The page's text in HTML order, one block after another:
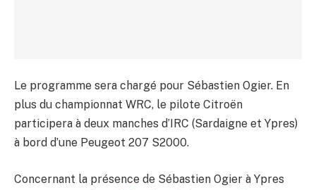
Le programme sera chargé pour Sébastien Ogier. En
plus du championnat WRC, le pilote Citroën
participera à deux manches d’IRC (Sardaigne et Ypres)
à bord d’une Peugeot 207 S2000.
Concernant la présence de Sébastien Ogier à Ypres